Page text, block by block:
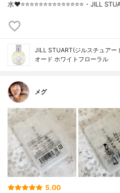
水❤️⭐️⭐️⭐️⭐️⭐️⭐️⭐️⭐️⭐️⭐️⭐️⭐️⭐️⭐️・JILL
JILL STUART(ジルスチュアー
オード ホワイトフローラル
メグ
5.00